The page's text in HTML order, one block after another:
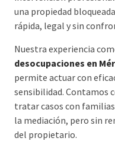
una propiedad
rápida, legal y sin
Nuestra experiencia
desocupaciones en
permite actuar con
sensibilidad. Contamos
tratar casos con
la mediación, pero sin
del propietario.